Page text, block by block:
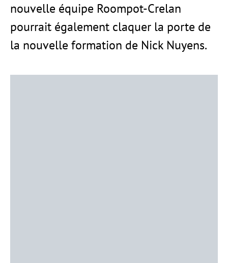
nouvelle équipe Roompot-Crelan
pourrait également claquer la porte de
la nouvelle formation de Nick Nuyens.